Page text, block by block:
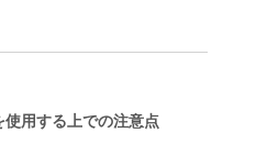
使用する上での注意点